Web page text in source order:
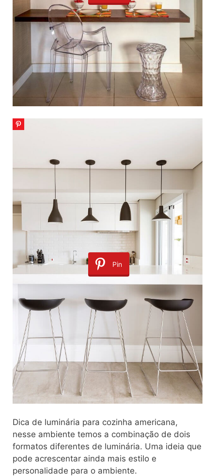
Pin
Dica de luminária para cozinha americana,
nesse ambiente temos a combinação de dois
formatos diferentes de luminária. Uma ideia que
pode acrescentar ainda mais estilo e
personalidade para o ambiente.